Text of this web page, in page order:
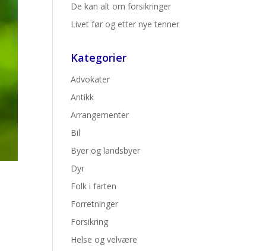
De kan alt om forsikringer
Livet før og etter nye tenner
Kategorier
Advokater
Antikk
Arrangementer
Bil
Byer og landsbyer
Dyr
Folk i farten
Forretninger
Forsikring
Helse og velvære